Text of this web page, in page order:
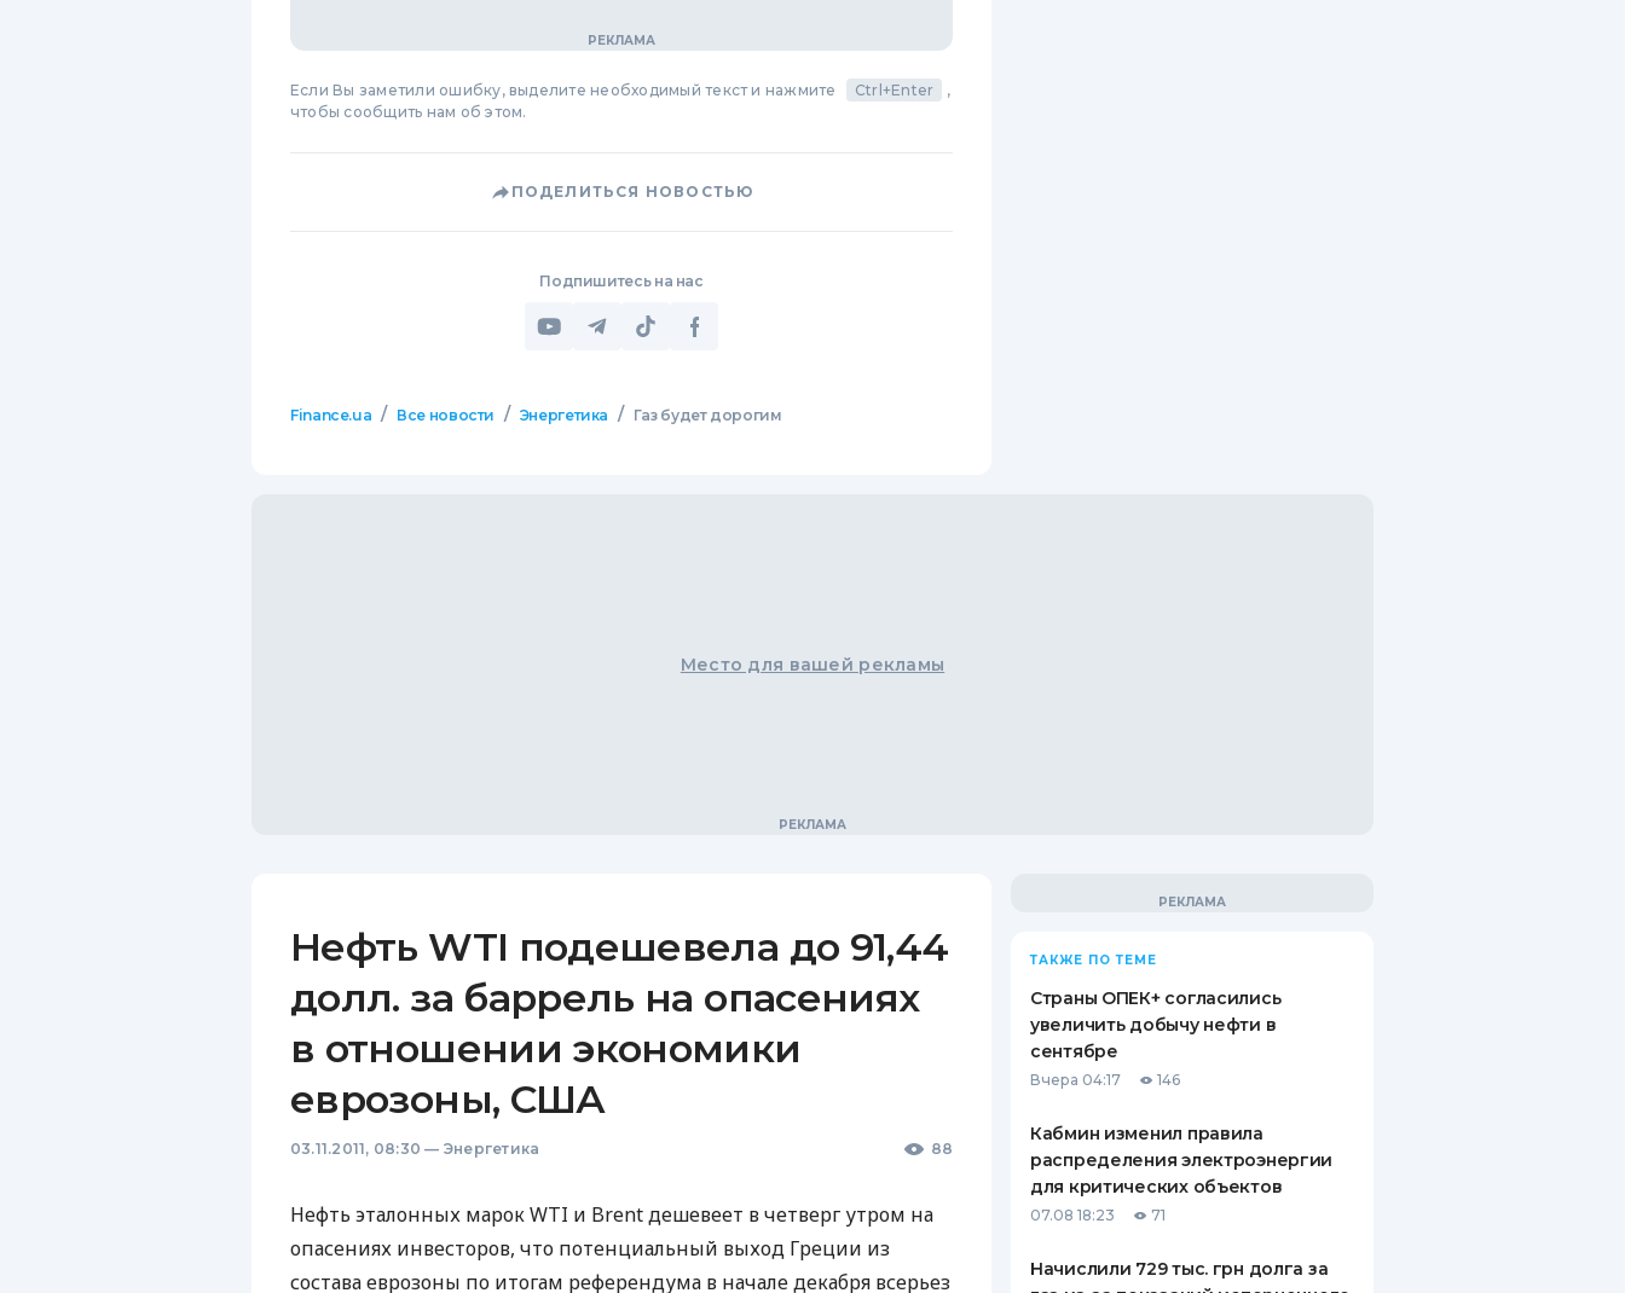
Если Вы заметили ошибку, выделите необходимый текст и нажмите Ctrl+Enter
,
чтобы сообщить нам об этом.
ПОДЕЛИТЬСЯ НОВОСТЬЮ
Подпишитесь на нас
Finance.ua / Все новости / Энергетика / Газ будет дорогим
Место для вашей рекламы
Нефть WTI подешевела до 91,44
долл. за баррель на опасениях
в отношении экономики
еврозоны, США
03.11.2011, 08:30 — Энергетика 88
Нефть эталонных марок WTI и Brent дешевеет в четверг утром на
опасениях инвесторов, что потенциальный выход Греции из
состава еврозоны по итогам референдума в начале декабря всерьез
ТАКЖЕ ПО ТЕМЕ
Страны ОПЕК+ согласились
увеличить добычу нефти в
сентябре
Вчера 04:17 146
Кабмин изменил правила
распределения электроэнергии
для критических объектов
07.08 18:23 71
Начислили 729 тыс. грн долга за